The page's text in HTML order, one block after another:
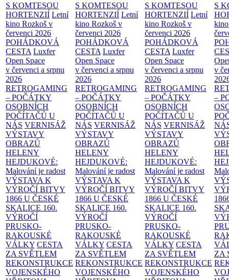
S KOMTESOU
HORTENZIÍ Letní
kino Rozkoš v
červenci 2026
POHÁDKOVÁ
CESTA Luxfer
Open Space
v červenci a srpnu
2026
RETROGAMING
– POČÁTKY
OSOBNÍCH
POČÍTAČŮ U
NÁS VERNISÁŽ
VÝSTAVY
OBRAZŮ
HELENY
HEJDUKOVÉ:
Malování je radost
VÝSTAVA K
VÝROČÍ BITVY
1866 U ČESKÉ
SKALICE 160.
VÝROČÍ
PRUSKO-
RAKOUSKÉ
VÁLKY CESTA
ZA SVĚTLEM
REKONSTRUKCE
VOJENSKÉHO
S KOMTESOU
HORTENZIÍ Letní
kino Rozkoš v
červenci 2026
POHÁDKOVÁ
CESTA Luxfer
Open Space
v červenci a srpnu
2026
RETROGAMING
– POČÁTKY
OSOBNÍCH
POČÍTAČŮ U
NÁS VERNISÁŽ
VÝSTAVY
OBRAZŮ
HELENY
HEJDUKOVÉ:
Malování je radost
VÝSTAVA K
VÝROČÍ BITVY
1866 U ČESKÉ
SKALICE 160.
VÝROČÍ
PRUSKO-
RAKOUSKÉ
VÁLKY CESTA
ZA SVĚTLEM
REKONSTRUKCE
VOJENSKÉHO
S KOMTESOU
HORTENZIÍ Letní
kino Rozkoš v
červenci 2026
POHÁDKOVÁ
CESTA Luxfer
Open Space
v červenci a srpnu
2026
RETROGAMING
– POČÁTKY
OSOBNÍCH
POČÍTAČŮ U
NÁS VERNISÁŽ
VÝSTAVY
OBRAZŮ
HELENY
HEJDUKOVÉ:
Malování je radost
VÝSTAVA K
VÝROČÍ BITVY
1866 U ČESKÉ
SKALICE 160.
VÝROČÍ
PRUSKO-
RAKOUSKÉ
VÁLKY CESTA
ZA SVĚTLEM
REKONSTRUKCE
VOJENSKÉHO
S
v
–
ZA